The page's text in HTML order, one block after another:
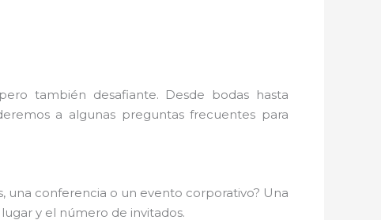
también desafiante. Desde bodas hasta
a algunas preguntas frecuentes para
una conferencia o un evento corporativo? Una
y el número de invitados.